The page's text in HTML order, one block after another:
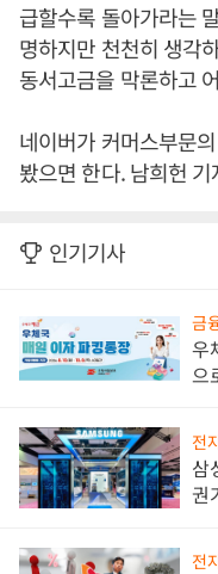
급할수록 돌아가라는
명하지만 천천히 생각
동서고금을 막론하고
네이버가 커머스부문
봤으면 한다. 남희헌 기
인기기사
금
우
으
전
삼
권
전